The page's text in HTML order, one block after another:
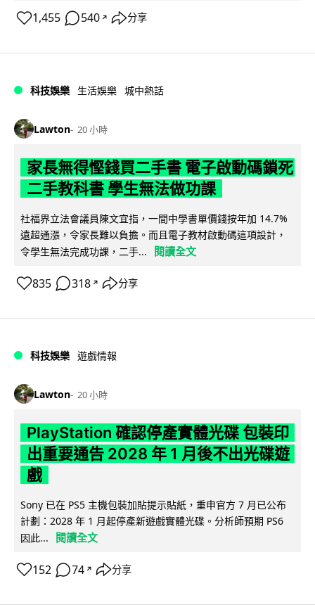
1,455 540 ↗ 分享
科技娛樂 生活娛樂 城中熱話
Lawton 20 小時
家長無得慳錢買二手書 電子啟動碼鎖死
二手教科書 學生無法做功課
社福界立法會議員陳文宜指，一間中學書單價錢按年加 14.7%
遠超通漲，令家長難以負擔。而且電子教材啟動碼這項設計，
令學生無法完成功課，二手...
閱讀全文
835 318 ↗ 分享
科技娛樂 遊戲情報
Lawton 20 小時
PlayStation 確認停產實體光碟 包裝印
出重要通告 2028 年 1 月後不出光碟遊
戲
Sony 已在 PS5 主機包裝加貼提示貼紙，重申官方 7 月已公布
計劃：2028 年 1 月起停產新遊戲實體光碟。分析師預期 PS6
因此...
閱讀全文
152 74 ↗ 分享